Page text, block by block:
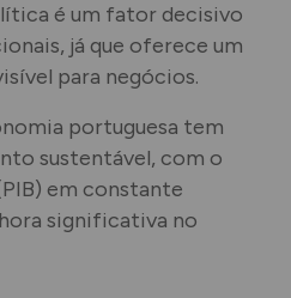
é um fator decisivo
já que oferece um
para negócios.
portuguesa tem
sustentável, com o
em constante
significativa no